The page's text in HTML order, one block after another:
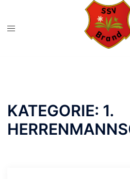
springen
KATEGORIE: 1.